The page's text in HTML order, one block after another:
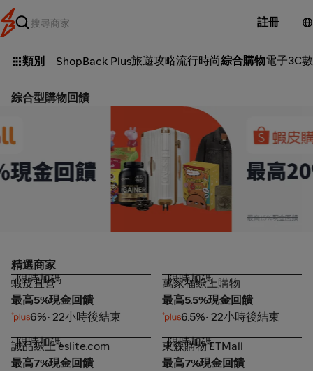
註冊
類別 ShopBack Plus旅遊攻略流行時尚綜合購物電子3C
綜合型購物回饋
蝦皮_2026-08-08_web_l1_market places_hero
精選商家
蝦皮直營
限時加碼
蝦皮直營
最高5%現金回饋
6%• 22小時後結束
萬家福線上購物
限時加碼
萬家福線上購物
最高5.5%現金回饋
6.5%• 22小時後結束
誠品線上 eslite.com
限時加碼
誠品線上 eslite.com
最高7%現金回饋
東森購物 ETMall
限時加碼
東森購物 ETMall
最高7%現金回饋